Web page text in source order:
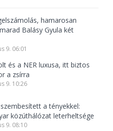
hamarosan
Balásy Gyula két
9. 06:01
és a NER luxusa, itt biztos
a zsírra
9. 10:26
a tényekkel:
közúthálózat leterheltsége
9. 08:10